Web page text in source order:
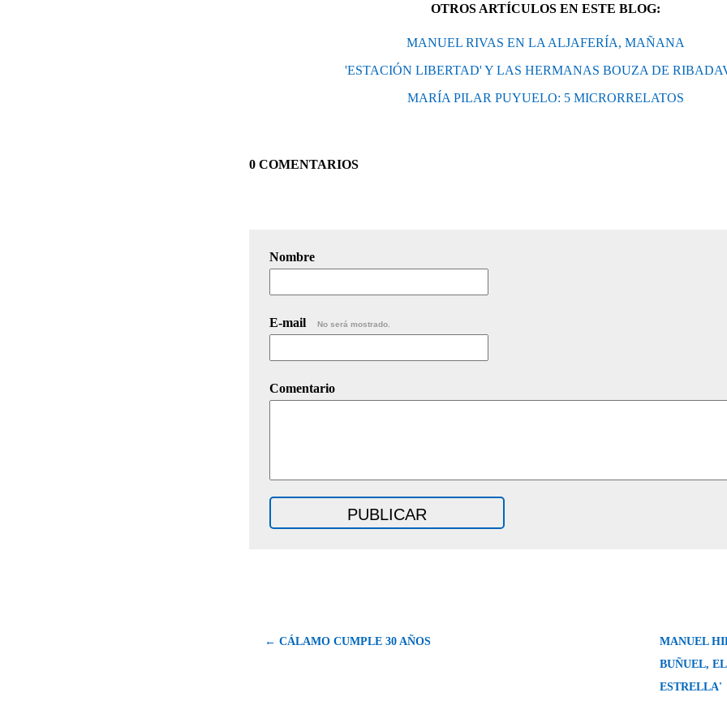
OTROS ARTÍCULOS EN ESTE BLOG:
MANUEL RIVAS EN LA ALJAFERÍA, MAÑANA
'ESTACIÓN LIBERTAD' Y LAS HERMANAS BOUZA DE
MARÍA PILAR PUYUELO: 5 MICRORRELATOS
0 COMENTARIOS
Nombre
E-mail No será mostrado.
Comentario
← CÁLAMO CUMPLE 30 AÑOS
MANUEL
BUÑUEL,